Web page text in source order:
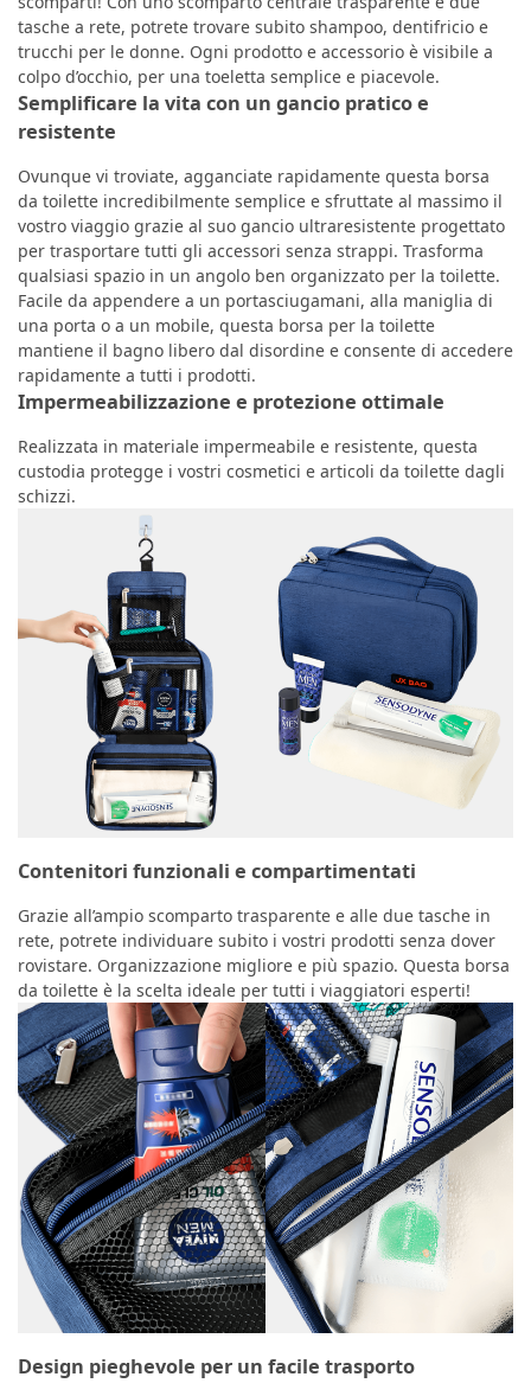
tasche a rete, potrete trovare subito shampoo, dentifricio e
trucchi per le donne. Ogni prodotto e accessorio è visibile a
colpo d’occhio, per una toeletta semplice e piacevole.
Semplificare la vita con un gancio pratico e
resistente
Ovunque vi troviate, agganciate rapidamente questa borsa
da toilette incredibilmente semplice e sfruttate al massimo il
vostro viaggio grazie al suo gancio ultraresistente progettato
per trasportare tutti gli accessori senza strappi. Trasforma
qualsiasi spazio in un angolo ben organizzato per la toilette.
Facile da appendere a un portasciugamani, alla maniglia di
una porta o a un mobile, questa borsa per la toilette
mantiene il bagno libero dal disordine e consente di accedere
rapidamente a tutti i prodotti.
Impermeabilizzazione e protezione ottimale
Realizzata in materiale impermeabile e resistente, questa
custodia protegge i vostri cosmetici e articoli da toilette dagli
schizzi.
Contenitori funzionali e compartimentati
Grazie all’ampio scomparto trasparente e alle due tasche in
rete, potrete individuare subito i vostri prodotti senza dover
rovistare. Organizzazione migliore e più spazio. Questa borsa
da toilette è la scelta ideale per tutti i viaggiatori esperti!
Design pieghevole per un facile trasporto